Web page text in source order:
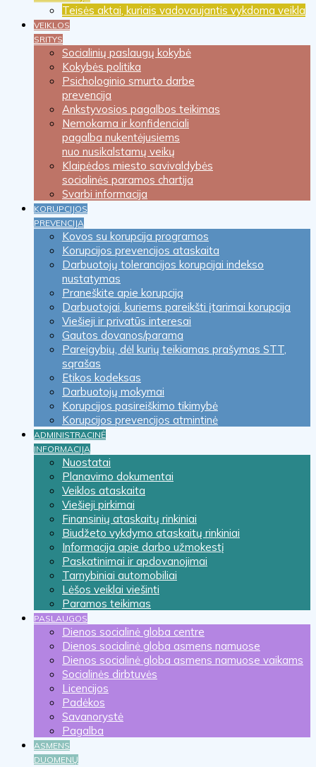
Teisės aktai, kuriais vadovaujantis vykdoma veikla
VEIKLOS
SRITYS
Socialinių paslaugų kokybė
Kokybės politika
Psichologinio smurto darbe
prevencija
Ankstyvosios pagalbos teikimas
Nemokama ir konfidenciali
pagalba nukentėjusiems
nuo nusikalstamų veikų
Klaipėdos miesto savivaldybės
socialinės paramos chartija
Svarbi informacija
KORUPCIJOS
PREVENCIJA
Kovos su korupcija programos
Korupcijos prevencijos ataskaita
Darbuotojų tolerancijos korupcijai indekso
nustatymas
Praneškite apie korupciją
Darbuotojai, kuriems pareikšti įtarimai korupcija
Viešieji ir privatūs interesai
Gautos dovanos/parama
Pareigybių, dėl kurių teikiamas prašymas STT,
sąrašas
Etikos kodeksas
Darbuotojų mokymai
Korupcijos pasireiškimo tikimybė
Korupcijos prevencijos atmintinė
ADMINISTRACINĖ
INFORMACIJA
Nuostatai
Planavimo dokumentai
Veiklos ataskaita
Viešieji pirkimai
Finansinių ataskaitų rinkiniai
Biudžeto vykdymo ataskaitų rinkiniai
Informacija apie darbo užmokestį
Paskatinimai ir apdovanojimai
Tarnybiniai automobiliai
Lėšos veiklai viešinti
Paramos teikimas
PASLAUGOS
Dienos socialinė globa centre
Dienos socialinė globa asmens namuose
Dienos socialinė globa asmens namuose vaikams
Socialinės dirbtuvės
Licencijos
Padėkos
Savanorystė
Pagalba
ASMENS
DUOMENŲ